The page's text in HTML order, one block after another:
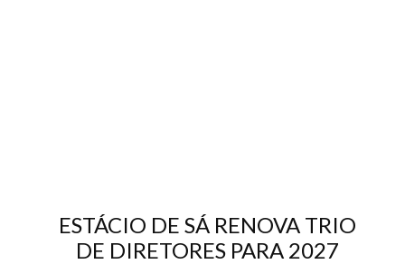
ESTÁCIO DE SÁ RENOVA TRIO
DE DIRETORES PARA 2027